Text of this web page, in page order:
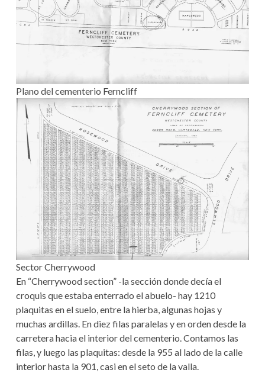
Plano del cementerio Ferncliff
Sector Cherrywood
En “Cherrywood section” -la sección donde decía el
croquis que estaba enterrado el abuelo- hay 1210
plaquitas en el suelo, entre la hierba, algunas hojas y
muchas ardillas. En diez filas paralelas y en orden desde la
carretera hacia el interior del cementerio. Contamos las
filas, y luego las plaquitas: desde la 955 al lado de la calle
interior hasta la 901, casi en el seto de la valla.